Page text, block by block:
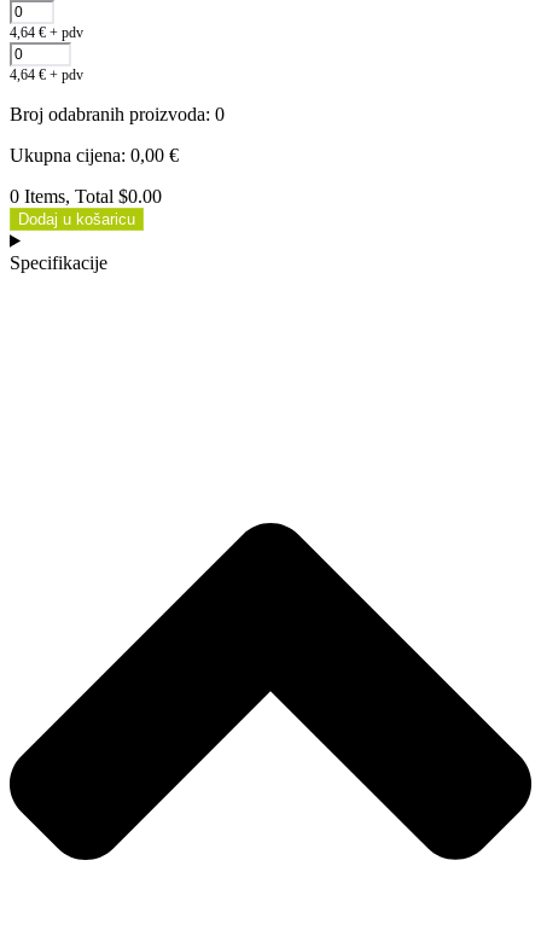
4,64 € + pdv
4,64 € + pdv
Broj odabranih proizvoda: 0
Ukupna cijena: 0,00 €
0 Items, Total $0.00
Dodaj u košaricu
Specifikacije